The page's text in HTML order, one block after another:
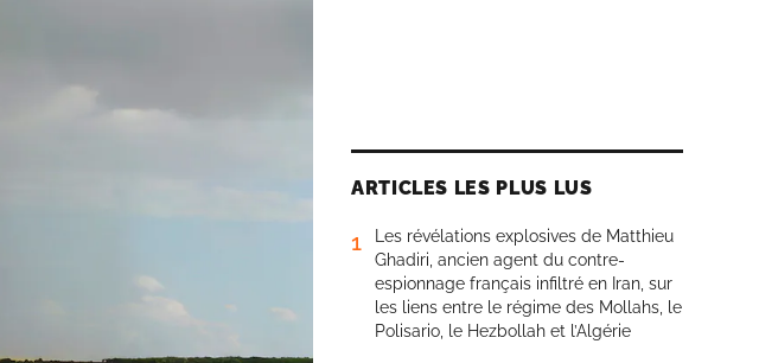
ARTICLES LES PLUS LUS
1
Les révélations explosives de Matthieu
Ghadiri, ancien agent du contre-
espionnage français infiltré en Iran, sur
les liens entre le régime des Mollahs, le
Polisario, le Hezbollah et l’Algérie